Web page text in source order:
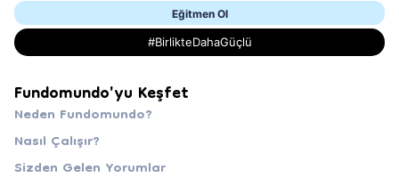
Eğitmen Ol
#BirlikteDahaGüçlü
Fundomundo'yu Keşfet
Neden Fundomundo?
Nasıl Çalışır?
Sizden Gelen Yorumlar